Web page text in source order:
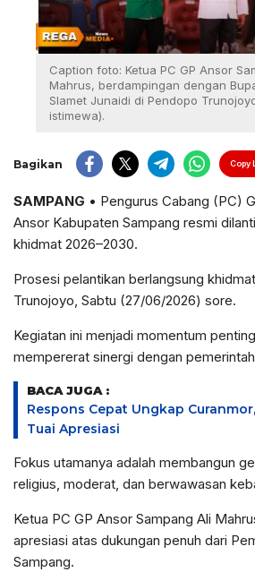
Caption foto: Ketua PC GP Ansor
Mahrus, berdampingan dengan
Slamet Junaidi di Pendopo
istimewa).
Bagikan Copy
SAMPANG • Pengurus Cabang (PC)
Ansor Kabupaten Sampang resmi
khidmat 2026–2030.
Prosesi pelantikan berlangsung
Trunojoyo, Sabtu (27/06/2026) sore.
​Kegiatan ini menjadi momentum
mempererat sinergi dengan
BACA JUGA :
Respons Cepat Ungkap
Tuai Apresiasi
Fokus utamanya adalah membangun
religius, moderat, dan berwawasan
​Ketua PC GP Ansor Sampang Ali
apresiasi atas dukungan penuh dari
Sampang.